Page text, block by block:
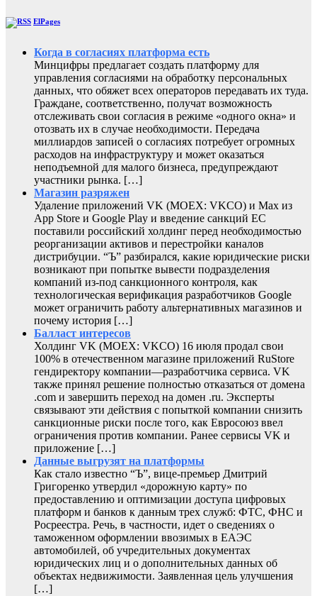
ElPages
Когда в согласиях платформа есть
Минцифры предлагает создать платформу для
управления согласиями на обработку персональных
данных, что обяжет всех операторов передавать их туда.
Граждане, соответственно, получат возможность
отслеживать свои согласия в режиме «одного окна» и
отозвать их в случае необходимости. Передача
миллиардов записей о согласиях потребует огромных
расходов на инфраструктуру и может оказаться
неподъемной для малого бизнеса, предупреждают
участники рынка. […]
Магазин разряжен
Удаление приложений VK (MOEX: VKCO) и Max из
App Store и Google Play и введение санкций ЕС
поставили российский холдинг перед необходимостью
реорганизации активов и перестройки каналов
дистрибуции. “Ъ” разбирался, какие юридические риски
возникают при попытке вывести подразделения
компаний из-под санкционного контроля, как
технологическая верификация разработчиков Google
может ограничить работу альтернативных магазинов и
почему история […]
Балласт интересов
Холдинг VK (MOEX: VKCO) 16 июля продал свои
100% в отечественном магазине приложений RuStore
гендиректору компании—разработчика сервиса. VK
также принял решение полностью отказаться от домена
.com и завершить переход на домен .ru. Эксперты
связывают эти действия с попыткой компании снизить
санкционные риски после того, как Евросоюз ввел
ограничения против компании. Ранее сервисы VK и
приложение […]
Данные выгрузят на платформы
Как стало известно “Ъ”, вице-премьер Дмитрий
Григоренко утвердил «дорожную карту» по
предоставлению и оптимизации доступа цифровых
платформ и банков к данным трех служб: ФТС, ФНС и
Росреестра. Речь, в частности, идет о сведениях о
таможенном оформлении ввозимых в ЕАЭС
автомобилей, об учредительных документах
юридических лиц и о дополнительных данных об
объектах недвижимости. Заявленная цель улучшения
[…]